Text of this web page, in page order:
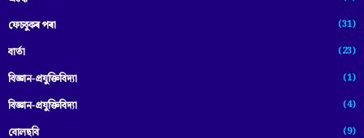
ফেচবুকৰ পৰা (31)
বাৰ্তা (23)
বিজ্ঞান-প্রযুক্তিবিদ্যা (1)
বিজ্ঞান-প্ৰযুক্তিবিদ্যা (4)
বোলছবি (9)